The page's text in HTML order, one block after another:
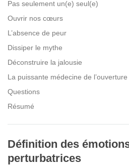
Pas seulement un(e) seul(e)
Ouvrir nos cœurs
L’absence de peur
Dissiper le mythe
Déconstruire la jalousie
La puissante médecine de
Questions
Résumé
Définition des
perturbatrices